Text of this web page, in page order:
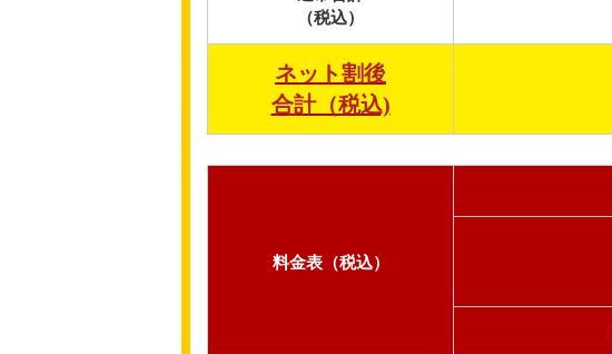
（税込）
ネット割後
合計（税込)
料金表（税込）